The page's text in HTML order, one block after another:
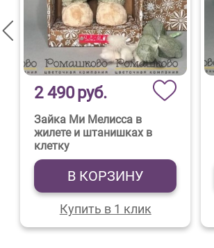
2 490руб.
Зайка Ми Мелисса в
жилете и штанишках в
клетку
В КОРЗИНУ
Купить в 1 клик